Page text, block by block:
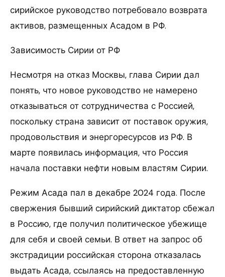
сирийское руководство потребовало возврата
активов, размещенных Асадом в РФ.
Зависимость Сирии от РФ
Несмотря на отказ Москвы, глава Сирии дал
понять, что новое руководство не намерено
отказываться от сотрудничества с Россией,
поскольку страна зависит от поставок оружия,
продовольствия и энергоресурсов из РФ. В
марте появилась информация, что Россия
начала поставки нефти новым властям Сирии.
Режим Асада пал в декабре 2024 года. После
свержения бывший сирийский диктатор сбежал
в Россию, где получил политическое убежище
для себя и своей семьи. В ответ на запрос об
экстрадиции российская сторона отказалась
выдать Асада, ссылаясь на предоставленную